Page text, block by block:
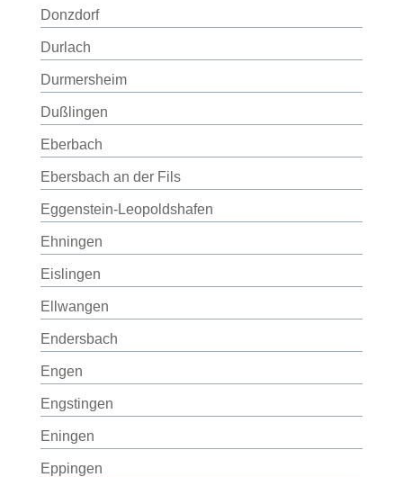
Donzdorf
Durlach
Durmersheim
Dußlingen
Eberbach
Ebersbach an der Fils
Eggenstein-Leopoldshafen
Ehningen
Eislingen
Ellwangen
Endersbach
Engen
Engstingen
Eningen
Eppingen